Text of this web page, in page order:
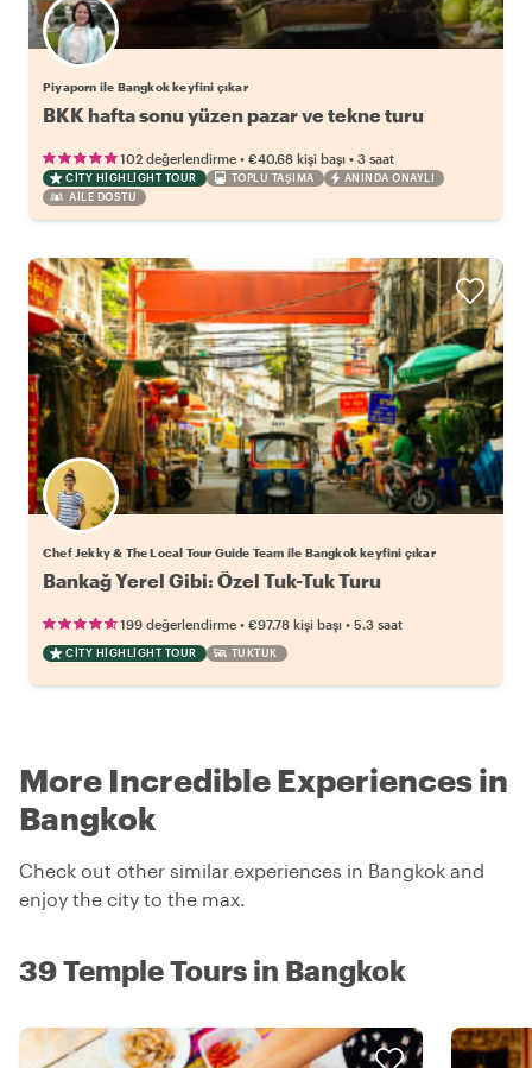
Piyaporn ile Bangkok keyfini çıkar
BKK hafta sonu yüzen pazar ve tekne turu
102 değerlendirme • €40.68 kişi başı • 3 saat
CITY HIGHLIGHT TOUR TOPLU TAŞIMA
ANINDA ONAYLI
AILE DOSTU
Chef Jekky & The Local Tour Guide Team ile Bangkok keyfini çıkar
Bankağ Yerel Gibi: Özel Tuk-Tuk Turu
199 değerlendirme • €97.78 kişi başı • 5.3 saat
CITY HIGHLIGHT TOUR TUKTUK
More Incredible Experiences in
Bangkok
Check out other similar experiences in Bangkok and
enjoy the city to the max.
39 Temple Tours in Bangkok